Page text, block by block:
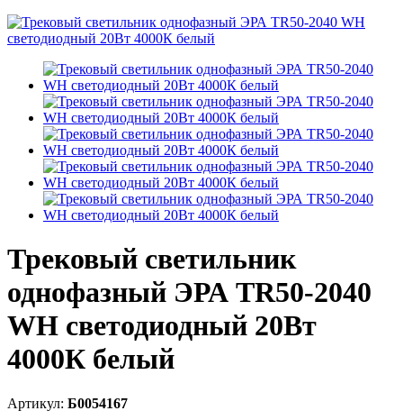
Трековый светильник
однофазный ЭРА TR50-2040
WH светодиодный 20Вт
4000К белый
Артикул: Б0054167